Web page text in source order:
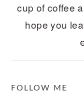
cup of coffee
hope you
FOLLOW ME